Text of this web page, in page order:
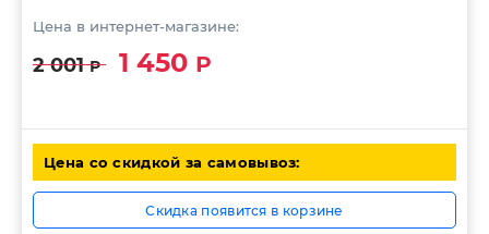
Цена в интернет-магазине:
2 001Р 1 450 Р
Цена со скидкой за самовывоз:
Скидка появится в корзине